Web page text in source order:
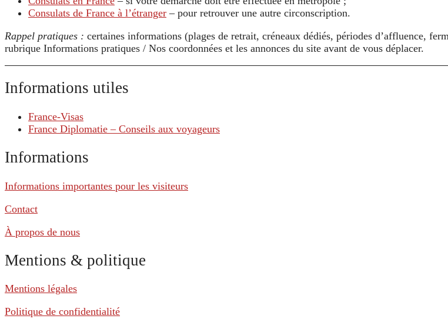
Consulats de France à l’étranger – pour retrouver une autre circonscription.
Rappel pratiques : certaines informations (plages de retrait, créneaux dédiés, périodes d’affluence,
rubrique Informations pratiques / Nos coordonnées et les annonces du site avant de vous déplacer.
Informations utiles
France-Visas
France Diplomatie – Conseils aux voyageurs
Informations
Informations importantes pour les visiteurs
Contact
À propos de nous
Mentions & politique
Mentions légales
Politique de confidentialité